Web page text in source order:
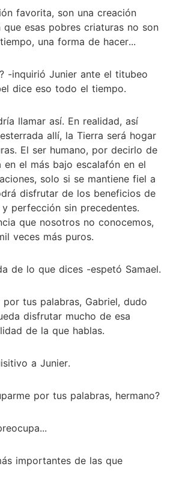
favorita, son una creación
esas pobres criaturas no son
una forma de hacer...
-inquirió Junier ante el titubeo
dice eso todo el tiempo.
llamar así. En realidad, así
allí, la Tierra será hogar
El ser humano, por decirlo de
en el más bajo escalafón en el
solo si se mantiene fiel a
disfrutar de los beneficios de
perfección sin precedentes.
que nosotros no conocemos,
veces más puros.
de lo que dices -espetó Samael.
tus palabras, Gabriel, dudo
disfrutar mucho de esa
de la que hablas.
a Junier.
por tus palabras, hermano?
importantes de las que